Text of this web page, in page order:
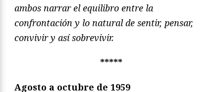
ambos narrar el equilibro entre la
confrontación y lo natural de sentir, pensar,
convivir y así sobrevivir.
*****
Agosto a octubre de 1959